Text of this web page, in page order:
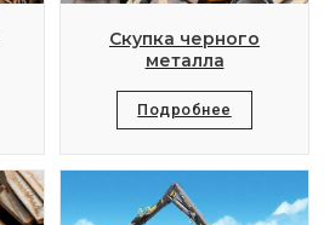
Скупка черного
металла
Подробнее